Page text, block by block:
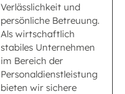
Verlässlichkeit und
persönliche Betreuung.
Als wirtschaftlich
stabiles Unternehmen
im Bereich der
Personaldienstleistung
bieten wir sichere